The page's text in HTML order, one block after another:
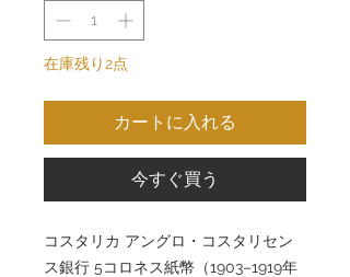
在庫残り2点
カートに入れる
今すぐ買う
コスタリカ アングロ・コスタリセン
ス銀行 5コロネス紙幣（1903–1919年